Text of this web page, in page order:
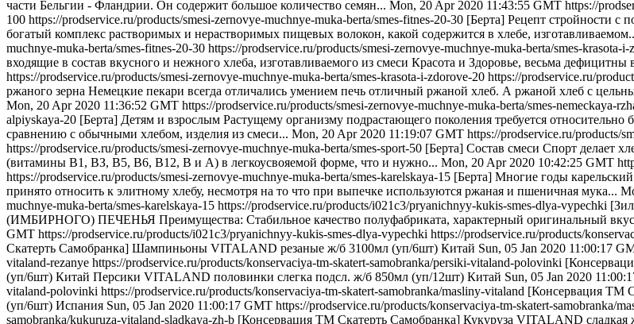
части Бельгии - Фландрии. Он содержит большое количество семян... Mon, 20 Apr 2020 11:43:55 GMT https://
100 https://prodservice.ru/products/smesi-zernovye-muchnye-muka-berta/smes-fitnes-20-30 [Берта] Рецепт стройности с
богатый комплекс растворимых и нерастворимых пищевых волокон, какой содержится в хлебе,
muchnye-muka-berta/smes-fitnes-20-30 https://prodservice.ru/products/smesi-zernovye-muchnye-muka-berta/smes-krasota-i-
входящие в состав вкусного и нежного хлеба, изготавливаемого из смеси Красота и Здоровье, весьма дефицитны
https://prodservice.ru/products/smesi-zernovye-muchnye-muka-berta/smes-krasota-i-zdorove-20 https://prodservice.ru/
ржаного зерна Немецкие пекари всегда отличались умением печь отличный ржаной хлеб. А ржаной хлеб с
Mon, 20 Apr 2020 11:36:52 GMT https://prodservice.ru/products/smesi-zernovye-muchnye-muka-berta/smes-nemeckaya-
alpiyskaya-20 [Берта] Детям и взрослым Растущему организму подрастающего поколения требуется
сравнению с обычными хлебом, изделия из смеси... Mon, 20 Apr 2020 11:19:07 GMT https://prodservice.ru/products/
https://prodservice.ru/products/smesi-zernovye-muchnye-muka-berta/smes-sport-50 [Берта] Состав смеси Спорт делает
(витамины В1, ВЗ, В5, В6, В12, В и А) в легкоусвояемой форме, что и нужно... Mon, 20 Apr 2020 10:42:25 GMT
https://prodservice.ru/products/smesi-zernovye-muchnye-muka-berta/smes-karelskaya-15 [Берта] Многие годы
принято относить к элитному хлебу, несмотря на то что при выпечке используются ржаная и пшеничная мука...
muchnye-muka-berta/smes-karelskaya-15 https://prodservice.ru/products/i021c3/pryanichnyy-kukis-smes-dlya-vypechki
(ИМБИРНОГО) ПЕЧЕНЬЯ Преимущества: Стабильное качество полуфабриката, характерный оригинальный вкус
GMT https://prodservice.ru/products/i021c3/pryanichnyy-kukis-smes-dlya-vypechki https://prodservice.ru/products/
Скатерть Самобранка] Шампиньоны VITALAND резаные ж/б 3100мл (уп/6шт) Китай Sun, 05 Jan 2020 11:00:17
vitaland-rezanye https://prodservice.ru/products/konservaciya-tm-skatert-samobranka/persiki-vitaland-polovinki
(уп/6шт) Китай Персики VITALAND половинки слегка подсл. ж/б 850мл (уп/12шт) Китай Sun, 05 Jan 2020
vitaland-polovinki https://prodservice.ru/products/konservaciya-tm-skatert-samobranka/masliny-vitaland [Консервация ТМ
(уп/6шт) Испания Sun, 05 Jan 2020 11:00:17 GMT https://prodservice.ru/products/konservaciya-tm-skatert-samobranka/
samobranka/kukuruza-vitaland-sladkaya-zh-b [Консервация ТМ Скатерть Самобранка] Кукуруза VITALAND